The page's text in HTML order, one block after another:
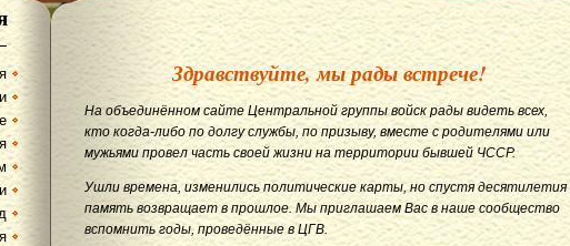
Здравствуйте, мы рады встрече!
На объединённом сайте Центральной группы войск рады видеть всех,
кто когда-либо по долгу службы, по призыву, вместе с родителями или
мужьями провел часть своей жизни на территории бывшей ЧССР.
Ушли времена, изменились политические карты, но спустя десятилетия
память возвращает в прошлое. Мы приглашаем Вас в наше сообщество
вспомнить годы, проведённые в ЦГВ.